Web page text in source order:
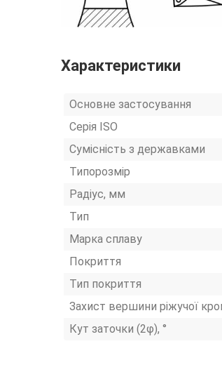
Характеристики
Основне застосування
Серія ISO
Сумісність з державками
Типорозмір
Радіус, мм
Тип
Марка сплаву
Покриття
Тип покриття
Захист вершини ріжучої
Кут заточки (2φ), °